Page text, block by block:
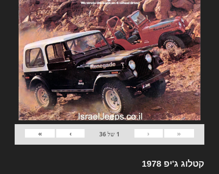
«
‹
1 של36
›
»
קטלוג ג'יפ 1978